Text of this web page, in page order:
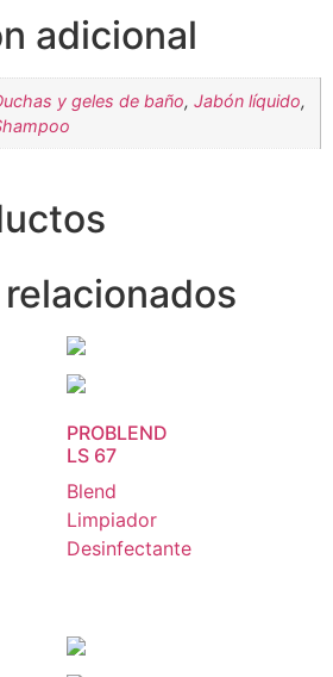
adicional
y geles de baño, Jabón líquido,
PROBLEND
LS 67
Blend
Limpiador
Desinfectante